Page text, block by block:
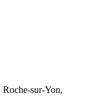
sur-Yon,